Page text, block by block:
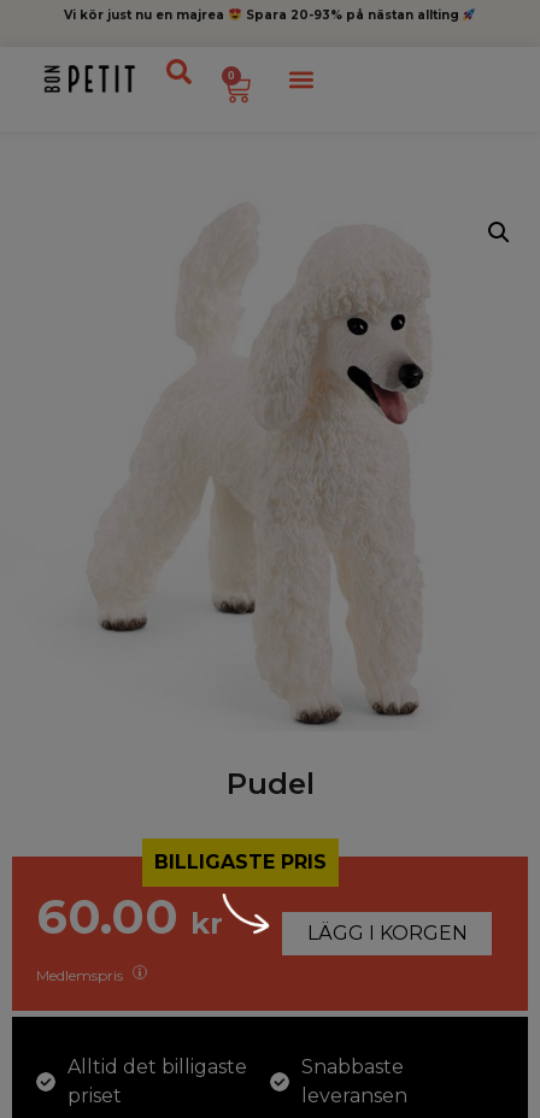
Vi kör just nu en majrea Spara 20-93% på nästan allting
0
Pudel
BILLIGASTE PRIS
60.00 kr
Medlemspris
LÄGG I KORGEN
Alltid det billigaste
priset
Snabbaste
leveransen